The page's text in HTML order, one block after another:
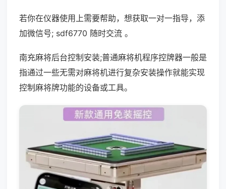
若你在仪器使用上需要帮助，想获取一对一指导，添
加微信号; sdf6770 随时交流 。
南充麻将后台控制安装;普通麻将机程序控牌器一般是
指通过一些无需对麻将机进行复杂安装操作就能实现
控制麻将牌功能的设备或工具。